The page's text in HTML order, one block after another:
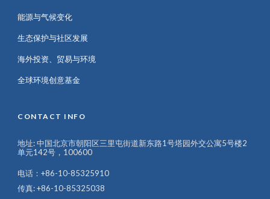
能源与气候变化
生态保护与社区发展
海外投资、贸易与环境
全球环境创意基金
CONTACT INFO
地址: 中国北京市朝阳区三里屯街道新东路1号塔园外交公寓5号楼2
单元142号，100600
电话：+86-10-85325910
传真: +86-10-85325038